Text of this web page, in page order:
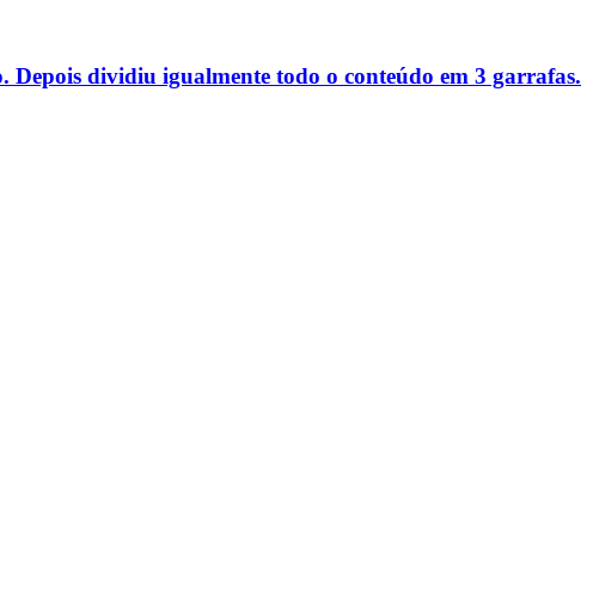
dividiu igualmente todo o conteúdo em 3 garrafas.